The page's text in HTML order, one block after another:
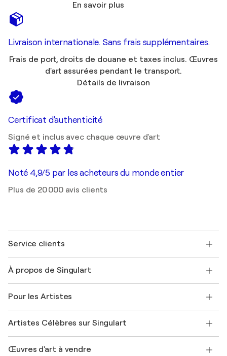
En savoir plus
Livraison internationale. Sans frais supplémentaires.
Frais de port, droits de douane et taxes inclus. Œuvres
d'art assurées pendant le transport.
Détails de livraison
Certificat d'authenticité
Signé et inclus avec chaque œuvre d'art
Noté 4,9/5 par les acheteurs du monde entier
Plus de 20 000 avis clients
Service clients
Expédition
Offrir une carte cadeau
Rejoignez notre programme commercial
Mon compte
+33 1 76 44 06 42
À propos de Singulart
FAQ
Magazine Singulart
Emplois
Découvrez une sélection d'art original
Pour les Artistes
Se connecter en tant qu'Artiste
Artistes Célèbres sur Singulart
Marc Chagall
Œuvres d'art à vendre